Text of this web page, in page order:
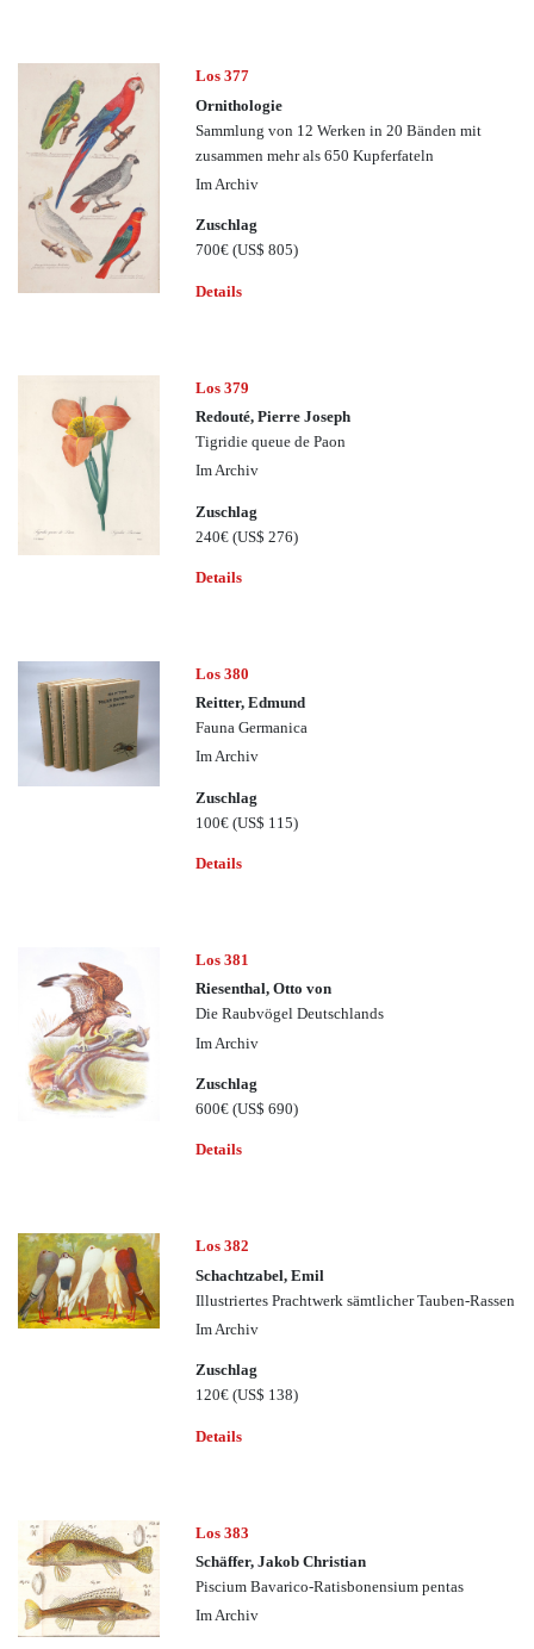
Los 377
Ornithologie
Sammlung von 12 Werken in 20 Bänden mit
zusammen mehr als 650 Kupferfateln
Im Archiv
Zuschlag
700€(US$ 805)
Details
Los 379
Redouté, Pierre Joseph
Tigridie queue de Paon
Im Archiv
Zuschlag
240€(US$ 276)
Details
Los 380
Reitter, Edmund
Fauna Germanica
Im Archiv
Zuschlag
100€(US$ 115)
Details
Los 381
Riesenthal, Otto von
Die Raubvögel Deutschlands
Im Archiv
Zuschlag
600€(US$ 690)
Details
Los 382
Schachtzabel, Emil
Illustriertes Prachtwerk sämtlicher Tauben-Rassen
Im Archiv
Zuschlag
120€(US$ 138)
Details
Los 383
Schäffer, Jakob Christian
Piscium Bavarico-Ratisbonensium pentas
Im Archiv